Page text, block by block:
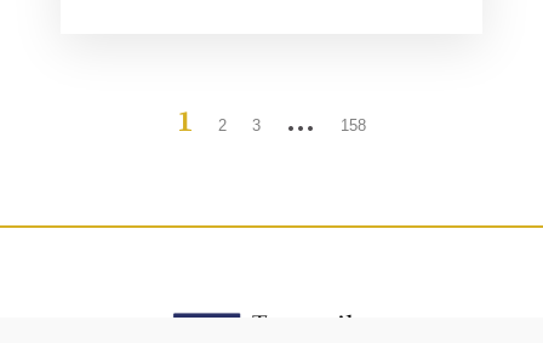
1 2 3 … 158